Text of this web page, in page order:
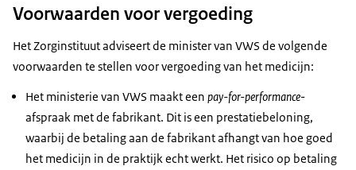
Voorwaarden voor vergoeding
Het Zorginstituut adviseert de minister van VWS de volgende
voorwaarden te stellen voor vergoeding van het medicijn:
Het ministerie van VWS maakt een pay-for-performance-
afspraak met de fabrikant. Dit is een prestatiebeloning,
waarbij de betaling aan de fabrikant afhangt van hoe goed
het medicijn in de praktijk echt werkt. Het risico op betaling